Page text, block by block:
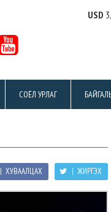
USD
СОЁЛ УРЛАГ
| ЖИРГЭХ
| ХУВААЛЦАХ